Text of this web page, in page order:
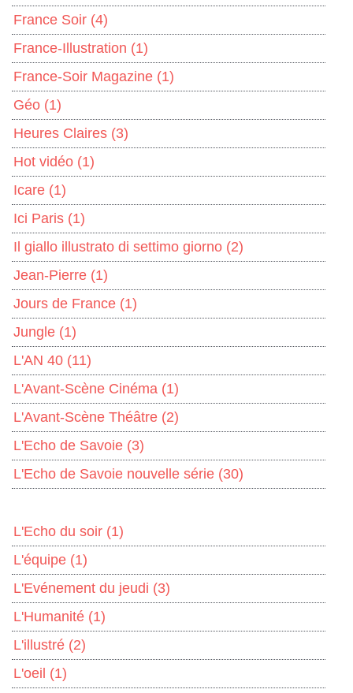
France Soir (4)
France-Illustration (1)
France-Soir Magazine (1)
Géo (1)
Heures Claires (3)
Hot vidéo (1)
Icare (1)
Ici Paris (1)
Il giallo illustrato di settimo giorno (2)
Jean-Pierre (1)
Jours de France (1)
Jungle (1)
L'AN 40 (11)
L'Avant-Scène Cinéma (1)
L'Avant-Scène Théâtre (2)
L'Echo de Savoie (3)
L'Echo de Savoie nouvelle série (30)
L'Echo du soir (1)
L'équipe (1)
L'Evénement du jeudi (3)
L'Humanité (1)
L'illustré (2)
L'oeil (1)